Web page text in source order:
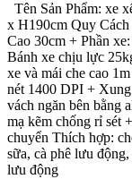
Tên Sản Phẩm: xe
x H190cm Quy
Cao 30cm + Phần
Bánh xe chịu lực
xe và mái che cao
nét 1400 DPI +
vách ngăn bên bằng
mạ kẽm chống rỉ sét
chuyển Thích hợp:
sữa, cà phê lưu
lưu động